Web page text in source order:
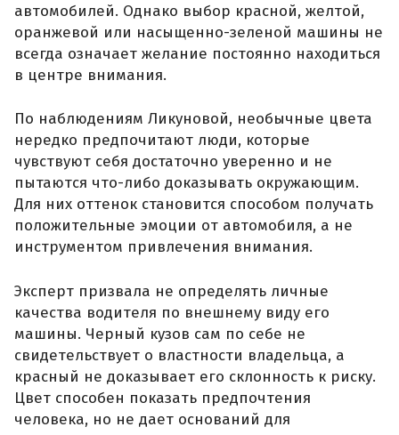
автомобилей. Однако выбор красной, желтой,
оранжевой или насыщенно-зеленой машины не
всегда означает желание постоянно находиться
в центре внимания.
По наблюдениям Ликуновой, необычные цвета
нередко предпочитают люди, которые
чувствуют себя достаточно уверенно и не
пытаются что-либо доказывать окружающим.
Для них оттенок становится способом получать
положительные эмоции от автомобиля, а не
инструментом привлечения внимания.
Эксперт призвала не определять личные
качества водителя по внешнему виду его
машины. Черный кузов сам по себе не
свидетельствует о властности владельца, а
красный не доказывает его склонность к риску.
Цвет способен показать предпочтения
человека, но не дает оснований для